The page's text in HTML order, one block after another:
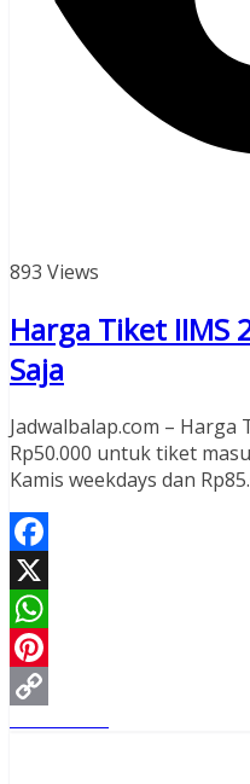
893 Views
Harga Tiket IIMS
Saja
Jadwalbalap.com – Harga
Rp50.000 untuk tiket
Kamis weekdays dan
Facebook
X
WhatsApp
Pinterest
Copy